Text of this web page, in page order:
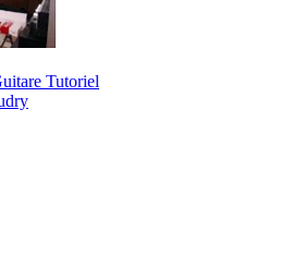
Tutoriel